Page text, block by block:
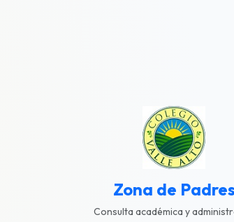
Zona de Padres
Consulta académica y